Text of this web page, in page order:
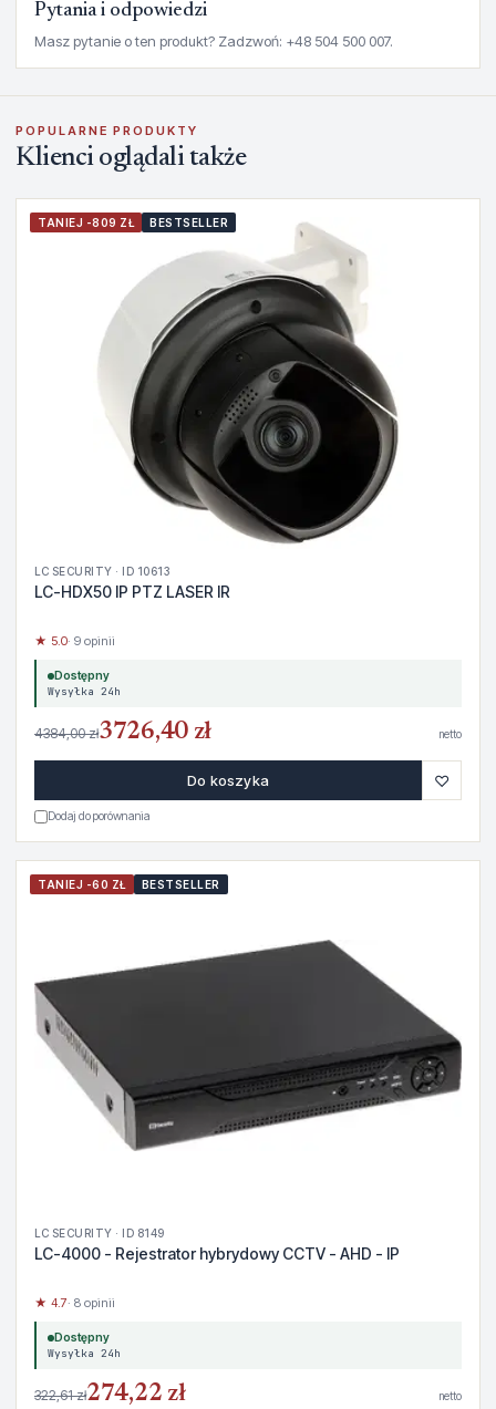
Pytania i odpowiedzi
Masz pytanie o ten produkt? Zadzwoń: +48 504 500 007.
POPULARNE PRODUKTY
Klienci oglądali także
TANIEJ -809 ZŁ BESTSELLER
LC SECURITY · ID 10613
LC-HDX50 IP PTZ LASER IR
★ 5.0· 9 opinii
Dostępny
Wysyłka 24h
4384,00 zł3726,40 zł netto
Do koszyka ♡
Dodaj do porównania
TANIEJ -60 ZŁ BESTSELLER
LC SECURITY · ID 8149
LC-4000 - Rejestrator hybrydowy CCTV - AHD - IP
★ 4.7· 8 opinii
Dostępny
Wysyłka 24h
322,61 zł274,22 zł netto